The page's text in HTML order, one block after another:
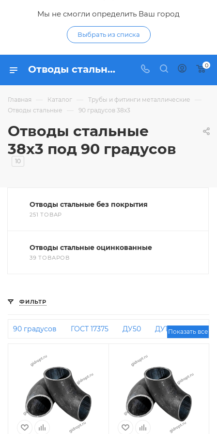
Мы не смогли определить Ваш город
Выбрать из списка
Отводы стальные 38х3 под 90 градусов - купить отвод 38 3 из стали 90 градусов по низким ценам в интернет-магазине Гидропромтехника в Курске 0
Главная — Каталог — Трубы и фитинги металлические —
Отводы стальные — 90 градусов 38х3
Отводы стальные
38х3 под 90 градусов
10
Отводы стальные без покрытия
251 ТОВАР
Отводы стальные оцинкованные
39 ТОВАРОВ
ФИЛЬТР
90 градусов ГОСТ 17375 ДУ50
ДУ100
Крутоизогнутые
45 градусов ДУ 50
90 градусов ДУ 20
108 мм
60 мм
90 градусов ДУ 100
90 градусов ДУ 32
ДУ150
90 градусов ДУ 50
90 градусов
108х4
90 градусов ДУ 125 Приварные
90
градусов ДУ 25
ДУ80 57 мм
90
Показать все